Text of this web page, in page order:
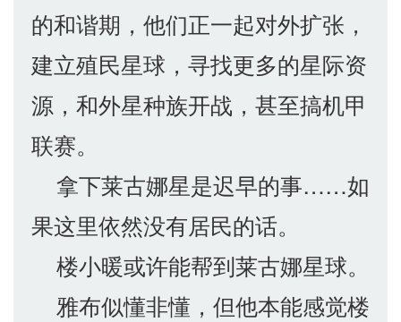
的和谐期，他们正一起对外扩张，
建立殖民星球，寻找更多的星际资
源，和外星种族开战，甚至搞机甲
联赛。
拿下莱古娜星是迟早的事……如
果这里依然没有居民的话。
楼小暖或许能帮到莱古娜星球。
雅布似懂非懂，但他本能感觉楼